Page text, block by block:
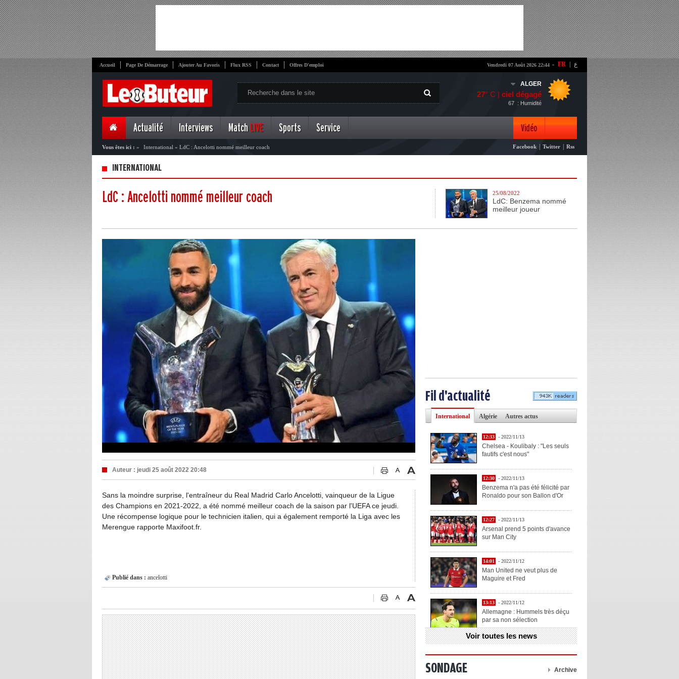
- FR ع Accueil Page De Démarrage Ajouter Au Favoris Flux RSS Contact Offres D'emploi Vendredi 07 Août 2026 22:44
ALGER
27° C | ciel dégagé
: Humidité
67
Actualité Interviews Match LIVE Sports Service Vidéo
Photo
Vous êtes ici : » International » LdC : Ancelotti nommé meilleur coach Facebook Twitter Rss
INTERNATIONAL
LdC : Ancelotti nommé meilleur coach 25/08/2022
LdC: Benzema nommé
meilleur joueur
Auteur : jeudi 25 août 2022 20:48
Sans la moindre surprise, l'entraîneur du Real Madrid Carlo Ancelotti, vainqueur de la Ligue
des Champions en 2021-2022, a été nommé meilleur coach de la saison par l'UEFA ce jeudi.
Une récompense logique pour le technicien italien, qui a également remporté la Liga avec les
Merengue rapporte Maxifoot.fr.
Publié dans : ancelotti
Fil d'actualité
International Algérie Autres actus
12:33 - 2022/11/13
Chelsea - Koulibaly : "Les seuls
fautifs c'est nous"
12:30 - 2022/11/13
Benzema n'a pas été félicité par
Ronaldo pour son Ballon d'Or
12:27 - 2022/11/13
Arsenal prend 5 points d'avance
sur Man City
14:01 - 2022/11/12
Man United ne veut plus de
Maguire et Fred
13:13 - 2022/11/12
Allemagne : Hummels très déçu
par sa non sélection
13:11 - 2022/11/12
Henry explique la chose qu'il
Voir toutes les news
SONDAGE Archive